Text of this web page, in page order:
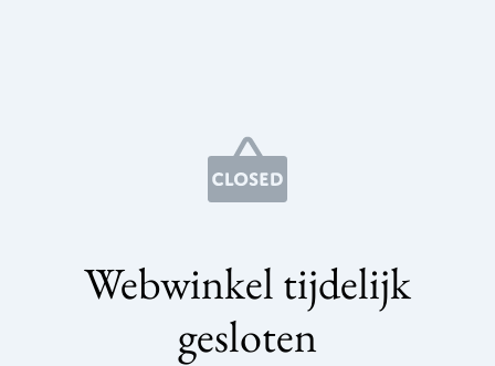
Webwinkel tijdelijk
gesloten